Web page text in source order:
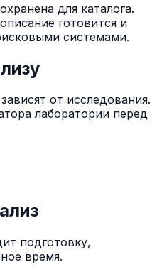
для каталога.
готовится и
системами.
от исследования.
лаборатории перед
подготовку,
время.